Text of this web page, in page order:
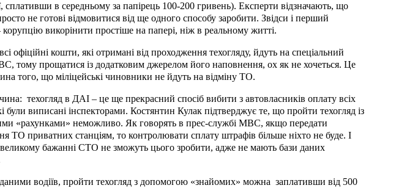
сплативши в середньому за папірець 100-200 гривень). Експерти відзначають, що
не готові відмовитися від ще одного способу заробити. Звідси і перший
викорінити простіше на папері, ніж в реальному житті.
офіційні кошти, які отримані від проходження техогляду, йдуть на спеціальний
тому прощатися із додатковим джерелом його наповнення, ох як не хочеться. Це
того, що міліцейські чиновники не йдуть на відміну ТО.
техогляд в ДАІ – це ще прекрасний спосіб вибити з автовласників оплату всіх
були виписані інспекторами. Костянтин Кулак підтверджує те, що пройти техогляд із
«рахунками» неможливо. Як говорять в прес-службі МВС, якщо передати
ТО приватних станціям, то контролювати сплату штрафів більше ніхто не буде. І
великому бажанні СТО не зможуть цього зробити, адже не мають бази даних
даними водіїв, пройти техогляд з допомогою «знайомих» можна заплативши від 500